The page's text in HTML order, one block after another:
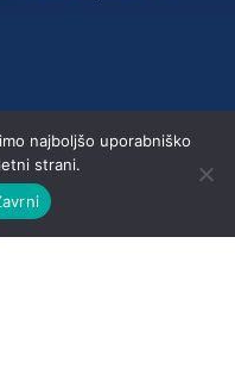
Vse pravice pridržane.
najboljšo uporabniško
strani.